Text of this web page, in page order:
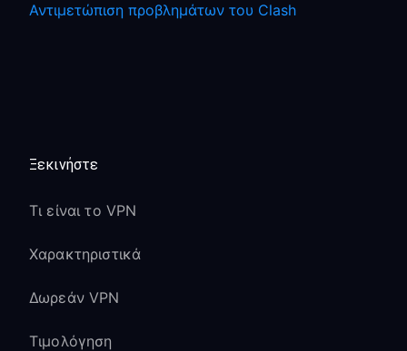
Αντιμετώπιση προβλημάτων του Clash
Ξεκινήστε
Τι είναι το VPN
Χαρακτηριστικά
Δωρεάν VPN
Τιμολόγηση